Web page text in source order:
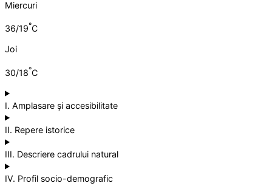
Miercuri
36/19°C
Joi
30/18°C
I. Amplasare și accesibilitate
II. Repere istorice
III. Descriere cadrului natural
IV. Profil socio-demografic